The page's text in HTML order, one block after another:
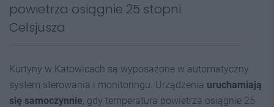
powietrza osiągnie 25 stopni
Celsjusza
Kurtyny w Katowicach są wyposażone w automatyczny
system sterowania i monitoringu. Urządzenia uruchamiają
się samoczynnie, gdy temperatura powietrza osiągnie 25